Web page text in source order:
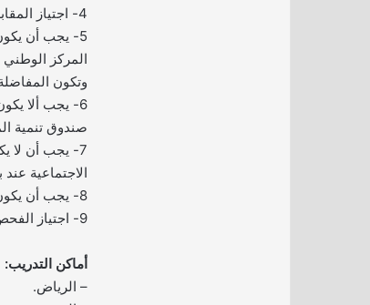
4- اجتياز المقابلة الشخصية.
5- يجب أن
المركز
وتكون
6- يجب ألا
صندوق تنمية
7- يجب أن لا
الاجتماعية عند
8- يجب أن يكون عمر المتقدم بين 17 – 24 سنة.
9- اجتياز الفحص الطبي للتوظيف.
أماكن التدريب:
– الرياض.